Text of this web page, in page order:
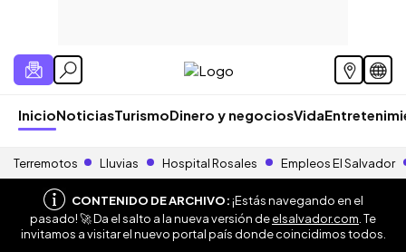
InicioNoticiasTurismoDinero y negociosVida
Terremotos Lluvias Hospital Rosales Empleos El Salvador
CONTENIDO DE ARCHIVO:¡Estás navegando en el
pasado! 🚀 Da el salto a la nueva versión deelsalvador.com . Te
invitamos a visitar el nuevo portal país donde coincidimos todos.